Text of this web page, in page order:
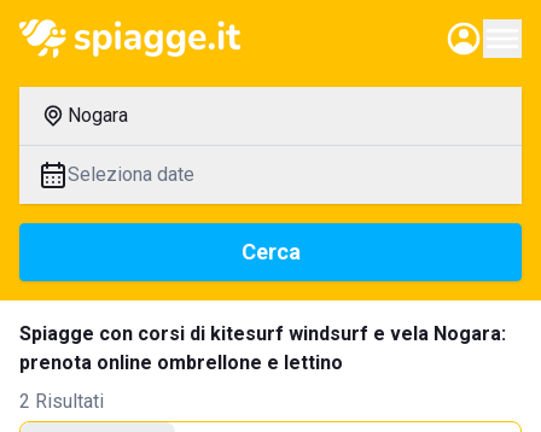
Nogara
Seleziona date
Cerca
Spiagge con corsi di kitesurf windsurf e vela Nogara:
prenota online ombrellone e lettino
2 Risultati